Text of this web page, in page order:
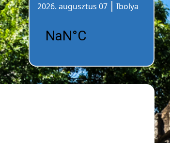
2026. augusztus 07
Ibolya